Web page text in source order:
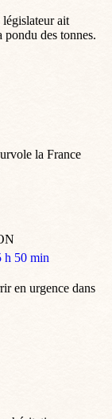
ait
des tonnes.
la France
h 50 min
en urgence dans